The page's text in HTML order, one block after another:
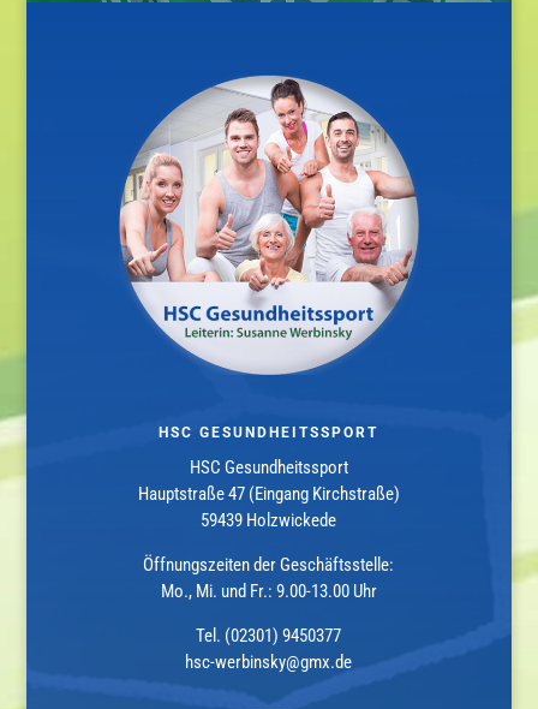
HSC GESUNDHEITSSPORT
HSC Gesundheitssport
Hauptstraße 47 (Eingang Kirchstraße)
59439 Holzwickede
Öffnungszeiten der Geschäftsstelle:
Mo., Mi. und Fr.: 9.00-13.00 Uhr
Tel. (02301) 9450377
hsc-werbinsky@gmx.de